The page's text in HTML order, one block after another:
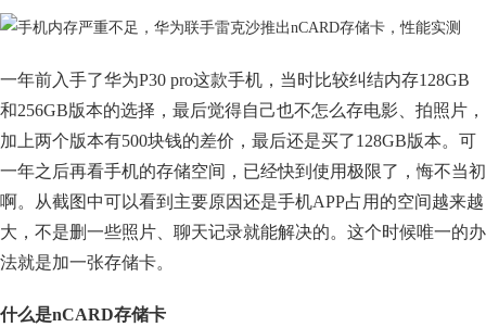
一年前入手了华为P30 pro这款手机，当时比较纠结内存128GB
和256GB版本的选择，最后觉得自己也不怎么存电影、拍照片，
加上两个版本有500块钱的差价，最后还是买了128GB版本。可
一年之后再看手机的存储空间，已经快到使用极限了，悔不当初
啊。从截图中可以看到主要原因还是手机APP占用的空间越来越
大，不是删一些照片、聊天记录就能解决的。这个时候唯一的办
法就是加一张存储卡。
什么是nCARD存储卡